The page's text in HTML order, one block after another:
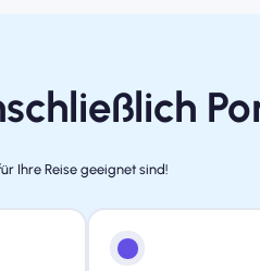
Ihre Reise geeignet sind!